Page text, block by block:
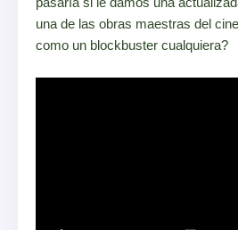
una de las obras maestras del
como un blockbuster cualquiera?